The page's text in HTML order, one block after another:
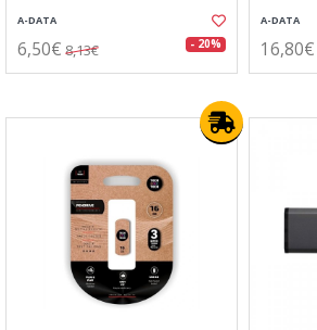
A-DATA
6,50€ 8,13€ - 20%
A-DATA
16,80€